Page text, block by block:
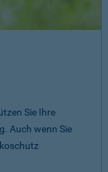
Sie Ihre
Auch wenn Sie